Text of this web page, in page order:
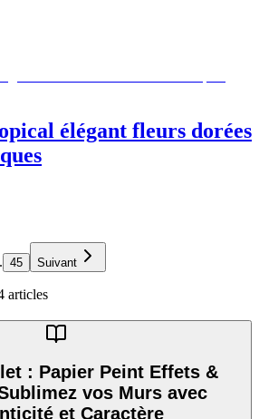
élégant fleurs dorées
45 Suivant
articles
: Papier Peint Effets &
vos Murs avec
et Caractère